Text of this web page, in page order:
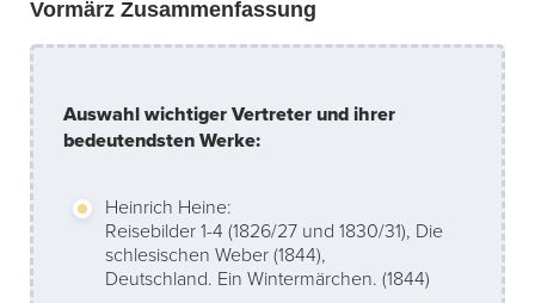
Vormärz Zusammenfassung
Auswahl wichtiger Vertreter und ihrer
bedeutendsten Werke:
Heinrich Heine:
Reisebilder 1-4 (1826/27 und 1830/31), Die
schlesischen Weber (1844),
Deutschland. Ein Wintermärchen. (1844)